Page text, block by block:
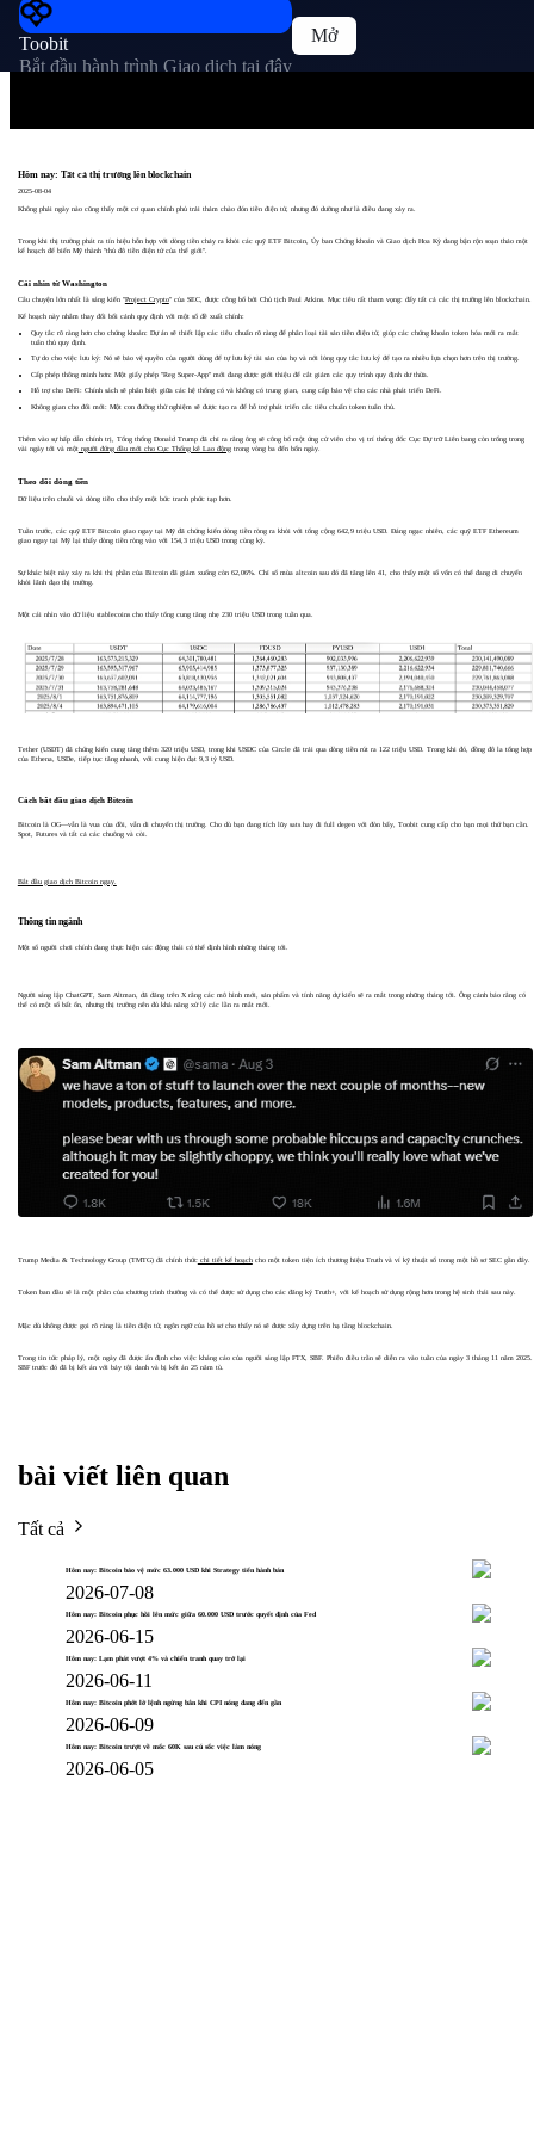
Toobit
Bắt đầu hành trình Giao dịch tại đây
Mở
Hôm nay: Tất cả thị trường lên blockchain
2025-08-04
Không phải ngày nào cũng thấy một cơ quan chính phủ trải thảm chào đón tiền điện tử, nhưng đó dường như là điều đang xảy ra.
Trong khi thị trường phát ra tín hiệu hỗn hợp với dòng tiền chảy ra khỏi các quỹ ETF Bitcoin, Ủy ban Chứng khoán và Giao dịch Hoa Kỳ đang bận rộn soạn thảo một
kế hoạch để biến Mỹ thành "thủ đô tiền điện tử của thế giới".
Cái nhìn từ Washington
Câu chuyện lớn nhất là sáng kiến "Project Crypto" của SEC, được công bố bởi Chủ tịch Paul Atkins. Mục tiêu rất tham vọng: đẩy tất cả các thị trường lên blockchain.
Kế hoạch này nhằm thay đổi bối cảnh quy định với một số đề xuất chính:
Quy tắc rõ ràng hơn cho chứng khoán: Dự án sẽ thiết lập các tiêu chuẩn rõ ràng để phân loại tài sản tiền điện tử, giúp các chứng khoán token hóa mới ra mắt
tuân thủ quy định.
Tự do cho việc lưu ký: Nó sẽ bảo vệ quyền của người dùng để tự lưu ký tài sản của họ và nới lỏng quy tắc lưu ký để tạo ra nhiều lựa chọn hơn trên thị trường.
Cấp phép thông minh hơn: Một giấy phép "Reg Super-App" mới đang được giới thiệu để cắt giảm các quy trình quy định dư thừa.
Hỗ trợ cho DeFi: Chính sách sẽ phân biệt giữa các hệ thống có và không có trung gian, cung cấp bảo vệ cho các nhà phát triển DeFi.
Không gian cho đổi mới: Một con đường thử nghiệm sẽ được tạo ra để hỗ trợ phát triển các tiêu chuẩn token tuân thủ.
Thêm vào sự hấp dẫn chính trị, Tổng thống Donald Trump đã chỉ ra rằng ông sẽ công bố một ứng cử viên cho vị trí thống đốc Cục Dự trữ Liên bang còn trống trong
vài ngày tới và mộtngười đứng đầu mới cho Cục Thống kê Lao độngtrong vòng ba đến bốn ngày.
Theo dõi dòng tiền
Dữ liệu trên chuỗi và dòng tiền cho thấy một bức tranh phức tạp hơn.
Tuần trước, các quỹ ETF Bitcoin giao ngay tại Mỹ đã chứng kiến dòng tiền ròng ra khỏi với tổng cộng 642,9 triệu USD. Đáng ngạc nhiên, các quỹ ETF Ethereum
giao ngay tại Mỹ lại thấy dòng tiền ròng vào với 154,3 triệu USD trong cùng kỳ.
Sự khác biệt này xảy ra khi thị phần của Bitcoin đã giảm xuống còn 62,06%. Chỉ số mùa altcoin sau đó đã tăng lên 41, cho thấy một số vốn có thể đang di chuyển
khỏi lãnh đạo thị trường.
Một cái nhìn vào dữ liệu stablecoins cho thấy tổng cung tăng nhẹ 230 triệu USD trong tuần qua.
Tether (USDT) đã chứng kiến cung tăng thêm 320 triệu USD, trong khi USDC của Circle đã trải qua dòng tiền rút ra 122 triệu USD. Trong khi đó, đồng đô la tổng hợp
của Ethena, USDe, tiếp tục tăng nhanh, với cung hiện đạt 9,3 tỷ USD.
Cách bắt đầu giao dịch Bitcoin
Bitcoin là OG—vẫn là vua của đồi, vẫn di chuyển thị trường. Cho dù bạn đang tích lũy sats hay đi full degen với đòn bẩy, Toobit cung cấp cho bạn mọi thứ bạn cần.
Spot, Futures và tất cả các chuông và còi.
Bắt đầu giao dịch Bitcoin ngay.
Thông tin ngành
Một số người chơi chính đang thực hiện các động thái có thể định hình những tháng tới.
Người sáng lập ChatGPT, Sam Altman, đã đăng trên X rằng các mô hình mới, sản phẩm và tính năng dự kiến sẽ ra mắt trong những tháng tới. Ông cảnh báo rằng có
thể có một số bất ổn, nhưng thị trường nên đủ khả năng xử lý các lần ra mắt mới.
Trump Media & Technology Group (TMTG) đã chính thứcchi tiết kế hoạchcho một token tiện ích thương hiệu Truth và ví kỹ thuật số trong một hồ sơ SEC gần đây.
Token ban đầu sẽ là một phần của chương trình thưởng và có thể được sử dụng cho các đăng ký Truth+, với kế hoạch sử dụng rộng hơn trong hệ sinh thái sau này.
Mặc dù không được gọi rõ ràng là tiền điện tử, ngôn ngữ của hồ sơ cho thấy nó sẽ được xây dựng trên hạ tầng blockchain.
Trong tin tức pháp lý, một ngày đã được ấn định cho việc kháng cáo của người sáng lập FTX, SBF. Phiên điều trần sẽ diễn ra vào tuần của ngày 3 tháng 11 năm 2025.
SBF trước đó đã bị kết án với bảy tội danh và bị kết án 25 năm tù.
bài viết liên quan
Tất cả
Hôm nay: Bitcoin bảo vệ mức 63.000 USD khi Strategy tiến hành bán
2026-07-08
Hôm nay: Bitcoin phục hồi lên mức giữa 60.000 USD trước quyết định của Fed
2026-06-15
Hôm nay: Lạm phát vượt 4% và chiến tranh quay trở lại
2026-06-11
Hôm nay: Bitcoin phớt lờ lệnh ngừng bắn khi CPI nóng đang đến gần
2026-06-09
Hôm nay: Bitcoin trượt về mốc 60K sau cú sốc việc làm nóng
2026-06-05